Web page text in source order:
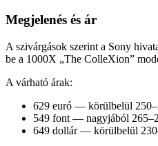
Megjelenés és ár
A szivárgások szerint a Sony
be a 1000X „The ColleXion”
A várható árak:
629 euró — körülbelül
549 font — nagyjából
649 dollár — körülbelül